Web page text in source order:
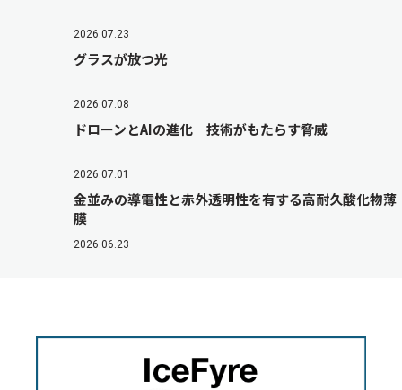
2026.07.23
グラスが放つ光
2026.07.08
ドローンとAIの進化 技術がもたらす脅威
2026.07.01
金並みの導電性と赤外透明性を有する高耐久酸化物薄
膜
2026.06.23